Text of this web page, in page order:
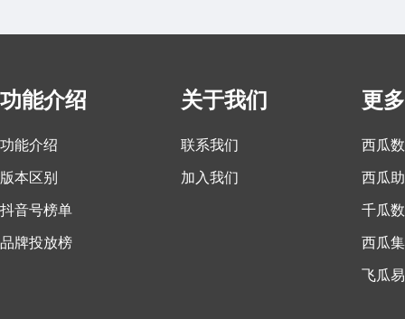
功能介绍
功能介绍
版本区别
抖音号榜单
品牌投放榜
关于我们
联系我们
加入我们
更
西瓜
西瓜
千瓜
西瓜集
飞瓜